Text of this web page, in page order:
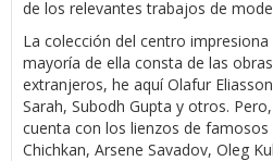
de los relevantes trabajos de
La colección del centro impresiona
mayoría de ella consta de las
extranjeros, he aquí Olafur
Sarah, Subodh Gupta y otros.
cuenta con los lienzos de
Chichkan, Arsene Savadov, Oleg